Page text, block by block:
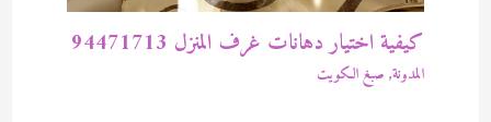
كيفية اختيار دهانات غرف المنزل 94471713
المدونة, صبغ الكويت